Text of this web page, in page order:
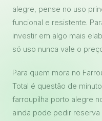
alegre, pense no uso
funcional e resistente.
investir em algo mais
só uso nunca vale o
Para quem mora no
Total é questão de
farroupilha porto alegre
ainda pode pedir